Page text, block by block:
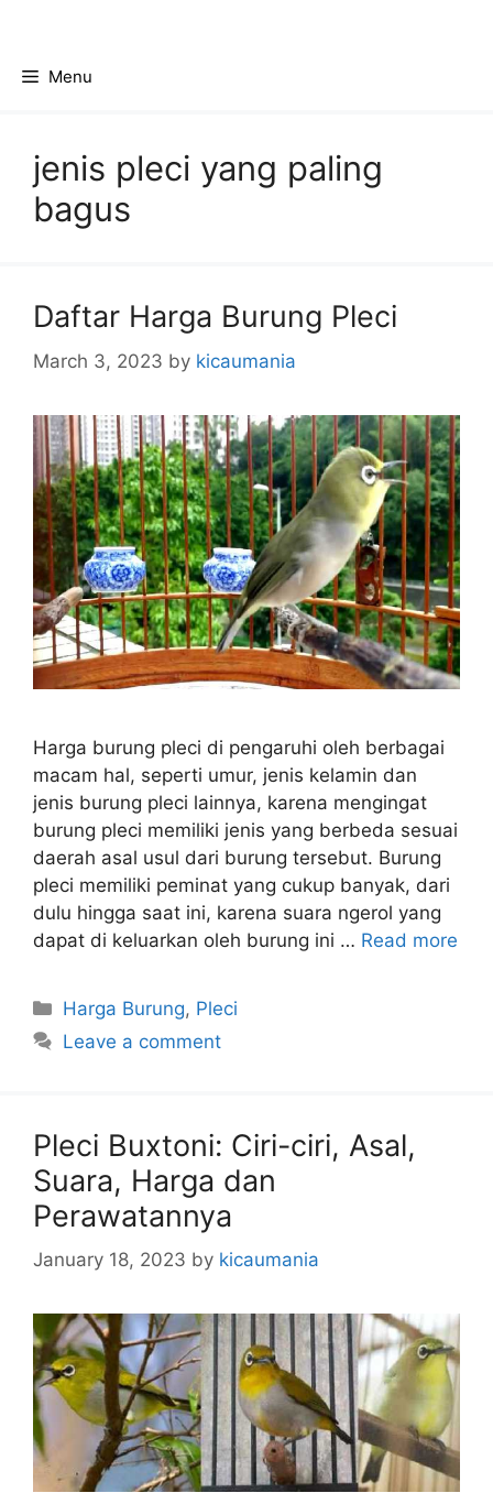
contentMenu
jenis pleci yang paling
bagus
Daftar Harga Burung Pleci
March 3, 2023 by kicaumania
Harga burung pleci di pengaruhi oleh berbagai
macam hal, seperti umur, jenis kelamin dan
jenis burung pleci lainnya, karena mengingat
burung pleci memiliki jenis yang berbeda sesuai
daerah asal usul dari burung tersebut. Burung
pleci memiliki peminat yang cukup banyak, dari
dulu hingga saat ini, karena suara ngerol yang
dapat di keluarkan oleh burung ini … Read more
Categories
Harga Burung, Pleci
Leave a comment
Pleci Buxtoni: Ciri-ciri, Asal,
Suara, Harga dan
Perawatannya
January 18, 2023 by kicaumania